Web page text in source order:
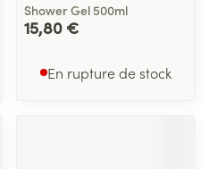
Shower Gel 500ml
15,80 €
En rupture de stock